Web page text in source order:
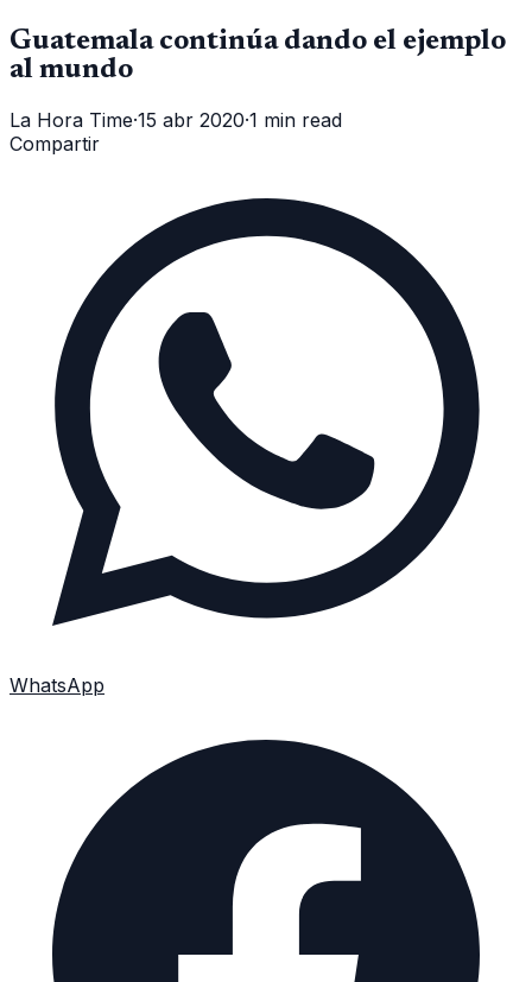
Guatemala continúa dando el ejemplo
al mundo
La Hora Time·15 abr 2020·1 min read
Compartir
WhatsApp